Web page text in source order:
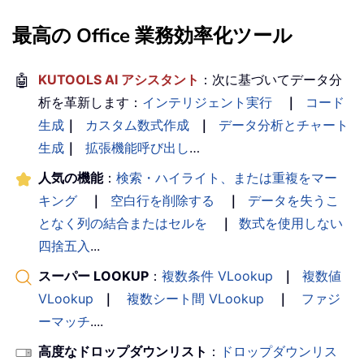
最高の Office 業務効率化ツール
🤖 KUTOOLS AI アシスタント ：次に基づいてデータ分
析を革新します： インテリジェント実行 ｜
コード
生成 ｜ カスタム数式作成 ｜
データ分析とチャート
生成 ｜ 拡張機能呼び出し…
人気の機能： 検索・ハイライト、または重複をマー
キング
｜ 空白行を削除する ｜
データを失うこ
となく列の結合またはセルを
｜
数式を使用しない
四捨五入...
スーパー LOOKUP ： 複数条件 VLookup ｜
複数値
VLookup
｜ 複数シート間 VLookup ｜
ファジ
ーマッチ....
高度なドロップダウンリスト ： ドロップダウンリス